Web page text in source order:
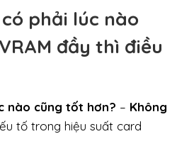
phải lúc nào
đầy thì điều
nào cũng tốt hơn? – Không
tố trong hiệu suất card